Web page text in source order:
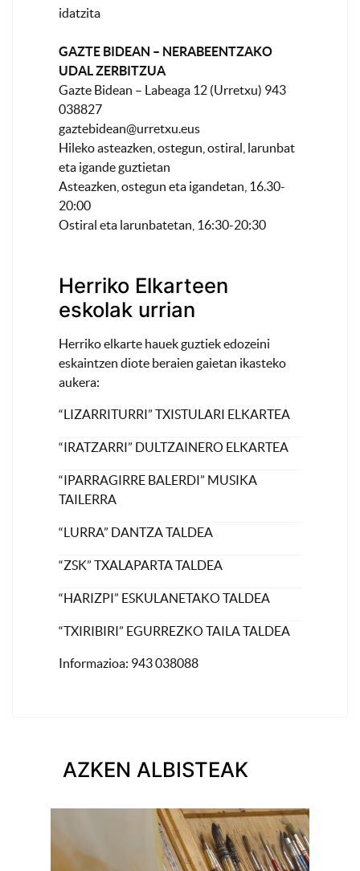
idatzita
GAZTE BIDEAN – NERABEENTZAKO
UDAL ZERBITZUA
Gazte Bidean – Labeaga 12 (Urretxu) 943
038827
gaztebidean@urretxu.eus
Hileko asteazken, ostegun, ostiral, larunbat
eta igande guztietan
Asteazken, ostegun eta igandetan, 16.30-
20:00
Ostiral eta larunbatetan, 16:30-20:30
Herriko Elkarteen
eskolak urrian
Herriko elkarte hauek guztiek edozeini
eskaintzen diote beraien gaietan ikasteko
aukera:
“LIZARRITURRI” TXISTULARI ELKARTEA
“IRATZARRI” DULTZAINERO ELKARTEA
“IPARRAGIRRE BALERDI” MUSIKA
TAILERRA
“LURRA” DANTZA TALDEA
“ZSK” TXALAPARTA TALDEA
“HARIZPI” ESKULANETAKO TALDEA
“TXIRIBIRI” EGURREZKO TAILA TALDEA
Informazioa: 943 038088
AZKEN ALBISTEAK